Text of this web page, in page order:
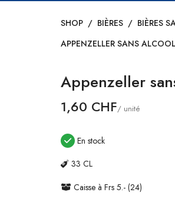
SHOP / BIÈRES / BIÈRES
APPENZELLER SANS
Appenzeller
1,60 CHF/ unité
En stock
33 CL
Caisse à Frs 5.- (24)